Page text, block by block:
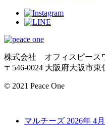
株式会社 オフィスピース
〒546-0024 大阪府大阪市
© 2021 Peace One
マルチーズ 2026年 4